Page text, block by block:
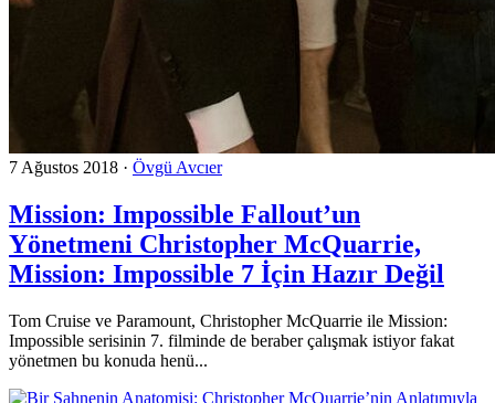
7 Ağustos 2018 · Övgü Avcıer
Mission: Impossible Fallout’un
Yönetmeni Christopher McQuarrie,
Mission: Impossible 7 İçin Hazır Değil
Tom Cruise ve Paramount, Christopher McQuarrie ile Mission:
Impossible serisinin 7. filminde de beraber çalışmak istiyor fakat
yönetmen bu konuda henü...